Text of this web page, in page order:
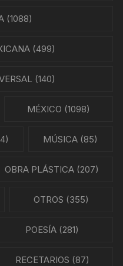
(1088)
(499)
(140)
MÉXICO (1098)
MÚSICA (85)
OBRA PLÁSTICA (207)
OTROS (355)
POESÍA (281)
RECETARIOS (87)